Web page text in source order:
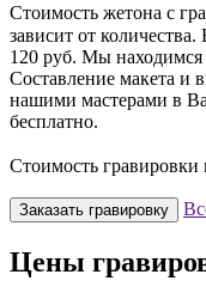
Стоимость жетона с
зависит от
120 руб. Мы
Составление макета и
нашими мастерами в
бесплатно.
Стоимость
Заказать гравировку
Цены